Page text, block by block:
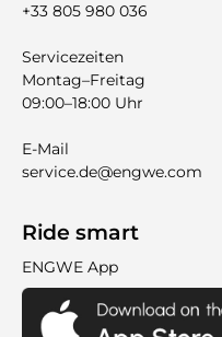
+33 805 980 036
Servicezeiten
Montag–Freitag
09:00–18:00 Uhr
E-Mail
service.de@engwe.com
Ride smart
ENGWE App